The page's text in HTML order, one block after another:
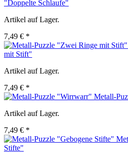
"Doppelte Schlaufe"
Artikel auf Lager.
7,49 € *
mit Stift"
Artikel auf Lager.
7,49 € *
Metall-
Artikel auf Lager.
7,49 € *
Stifte"